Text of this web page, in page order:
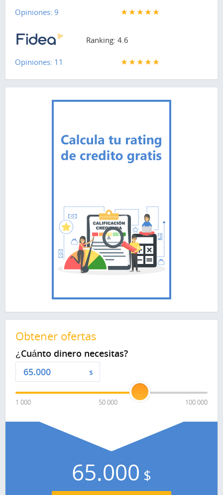
Opiniones: 9
Ranking: 4.6
Opiniones: 11
Obtener ofertas
¿Cuánto dinero necesitas?
$
1 000 50 000 100 000
65.000 $